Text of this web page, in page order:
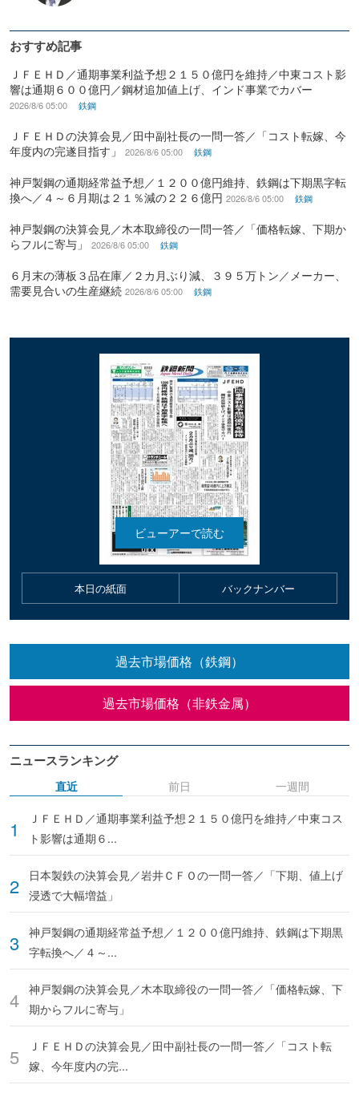
おすすめ記事
ＪＦＥＨＤ／通期事業利益予想２１５０億円を維持／中東コスト影
響は通期６００億円／鋼材追加値上げ、インド事業でカバー
2026/8/6 05:00 鉄鋼
ＪＦＥＨＤの決算会見／田中副社長の一問一答／「コスト転嫁、今
年度内の完遂目指す」
2026/8/6 05:00 鉄鋼
神戸製鋼の通期経常益予想／１２００億円維持、鉄鋼は下期黒字転
換へ／４～６月期は２１％減の２２６億円 2026/8/6 05:00 鉄鋼
神戸製鋼の決算会見／木本取締役の一問一答／「価格転嫁、下期か
らフルに寄与」
2026/8/6 05:00 鉄鋼
６月末の薄板３品在庫／２カ月ぶり減、３９５万トン／メーカー、
需要見合いの生産継続 2026/8/6 05:00 鉄鋼
本日の紙面 バックナンバー
過去市場価格（鉄鋼）
過去市場価格（非鉄金属）
ニュースランキング
直近
ＪＦＥＨＤ／通期事業利益予想２１５０億円を維持／中東コス
ト影響は通期６...
日本製鉄の決算会見／岩井ＣＦＯの一問一答／「下期、値上げ
浸透で大幅増益」
神戸製鋼の通期経常益予想／１２００億円維持、鉄鋼は下期黒
字転換へ／４～...
神戸製鋼の決算会見／木本取締役の一問一答／「価格転嫁、下
期からフルに寄与」
ＪＦＥＨＤの決算会見／田中副社長の一問一答／「コスト転
嫁、今年度内の完...
前日 一週間